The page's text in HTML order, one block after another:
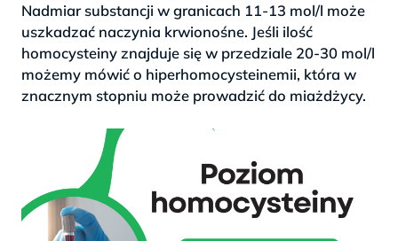
Nadmiar substancji w granicach 11-13 mol/l może
uszkadzać naczynia krwionośne. Jeśli ilość
homocysteiny znajduje się w przedziale 20-30 mol/l
możemy mówić o hiperhomocysteinemii, która w
znacznym stopniu może prowadzić do miażdżycy.